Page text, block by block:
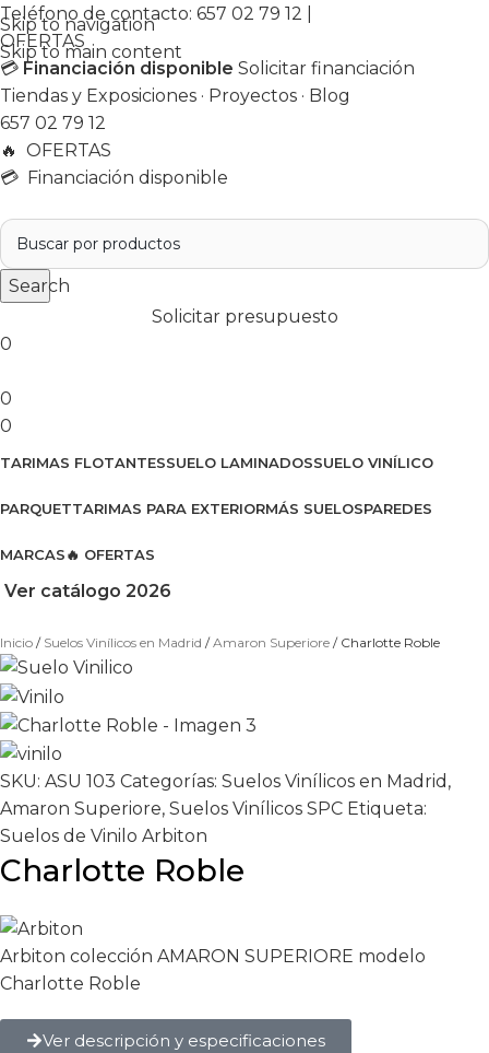
Skip to navigation
Skip to main content
Teléfono de contacto: 657 02 79 12
OFERTAS
💳 Financiación disponible Solicitar financiación
Tiendas y Exposiciones · Proyectos · Blog
657 02 79 12
🔥 OFERTAS
💳 Financiación disponible
Search
Solicitar presupuesto
0
0
0
TARIMAS FLOTANTESSUELO LAMINADOSSUELO VINÍLICO
PARQUETTARIMAS PARA EXTERIORMÁS SUELOSPAREDES
MARCAS🔥 OFERTAS
Ver catálogo 2026
Inicio Suelos Vinílicos en Madrid Amaron Superiore Charlotte Roble
SKU: ASU 103 Categorías: Suelos Vinílicos en Madrid ,
Amaron Superiore, Suelos Vinílicos SPC Etiqueta:
Suelos de Vinilo Arbiton
Charlotte Roble
Arbiton colección AMARON SUPERIORE modelo
Charlotte Roble
Ver descripción y especificaciones